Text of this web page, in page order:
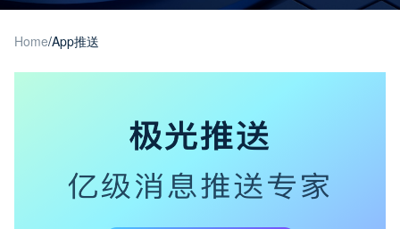
Home/App推送